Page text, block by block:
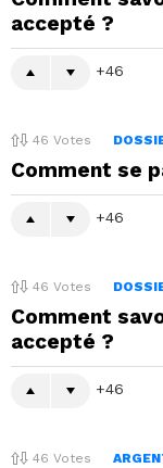
accepté ?
46
46 Votes
Comment se
46
46 Votes
Comment
accepté ?
46
46 Votes